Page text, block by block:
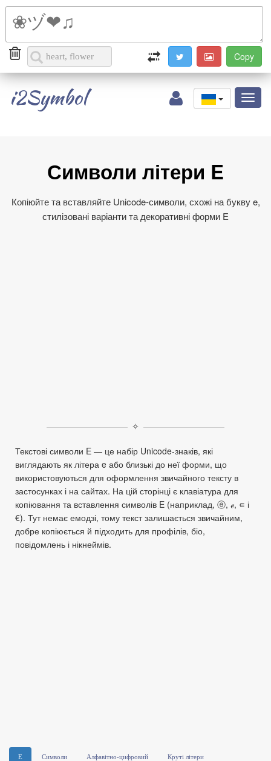
i2Symbol
Символи літери E
Копіюйте та вставляйте Unicode‑символи, схожі на букву e,
стилізовані варіанти та декоративні форми E
✧
Текстові символи E — це набір Unicode‑знаків, які
виглядають як літера e або близькі до неї форми, що
використовуються для оформлення звичайного тексту в
застосунках і на сайтах. На цій сторінці є клавіатура для
копіювання та вставлення символів E (наприклад, ⓔ, ℯ, ∊ і
€). Тут немає емодзі, тому текст залишається звичайним,
добре копіюється й підходить для профілів, біо,
повідомлень і нікнеймів.
E Символи Алфавітно-цифровий Круті літери